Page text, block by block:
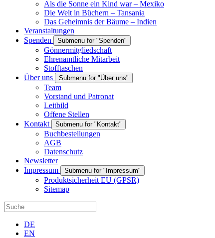
Als die Sonne ein Kind war – Mexiko
Die Welt in Büchern – Tansania
Das Geheimnis der Bäume – Indien
Veranstaltungen
Spenden
Submenu for "Spenden"
Gönnermitgliedschaft
Ehrenamtliche Mitarbeit
Stofftaschen
Über uns
Submenu for "Über uns"
Team
Vorstand und Patronat
Leitbild
Offene Stellen
Kontakt
Submenu for "Kontakt"
Buchbestellungen
AGB
Datenschutz
Newsletter
Impressum
Submenu for "Impressum"
Produktsicherheit EU (GPSR)
Sitemap
DE
EN